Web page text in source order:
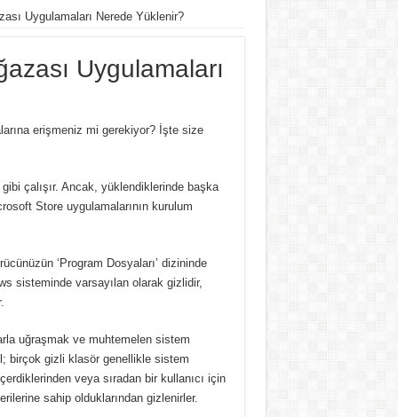
Uygulamaları Nerede Yüklenir?
Uygulamaları
erişmeniz mi gerekiyor? İşte size
çalışır. Ancak, yüklendiklerinde başka
Store uygulamalarının kurulum
‘Program Dosyaları’ dizininde
sisteminde varsayılan olarak gizlidir,
uğraşmak ve muhtemelen sistem
birçok gizli klasör genellikle sistem
veya sıradan bir kullanıcı için
sahip olduklarından gizlenirler.